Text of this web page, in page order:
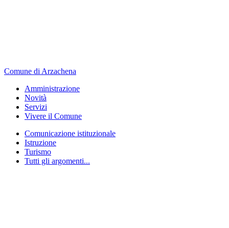
Comune di Arzachena
Amministrazione
Novità
Servizi
Vivere il Comune
Comunicazione istituzionale
Istruzione
Turismo
Tutti gli argomenti...